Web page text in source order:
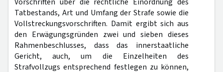
Tatbestands, Art und Umfang der Strafe sowie die
Vollstreckungsvorschriften. Damit ergibt sich aus
den Erwägungsgründen zwei und sieben dieses
Rahmenbeschlusses, dass das innerstaatliche
Gericht, auch, um die Einzelheiten des
Strafvollzugs entsprechend festlegen zu können,